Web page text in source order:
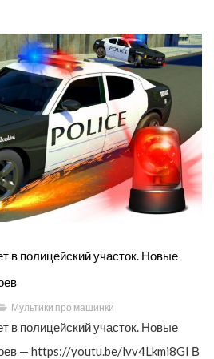
в полицейский участок. Новые
Мультики про машинки
в полицейский участок. Новые
— https://youtu.be/lvv4Lkmi8GI В